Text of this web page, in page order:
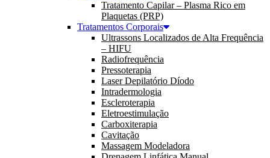
Tratamento Capilar – Plasma Rico em
Plaquetas (PRP)
Tratamentos Corporais
Ultrassons Localizados de Alta Frequência
– HIFU
Radiofrequência
Pressoterapia
Laser Depilatório Díodo
Intradermologia
Escleroterapia
Eletroestimulação
Carboxiterapia
Cavitação
Massagem Modeladora